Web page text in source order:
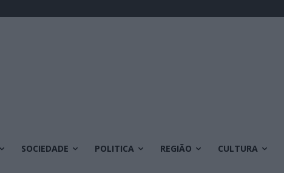
SOCIEDADE POLITICA REGIÃO CULTURA